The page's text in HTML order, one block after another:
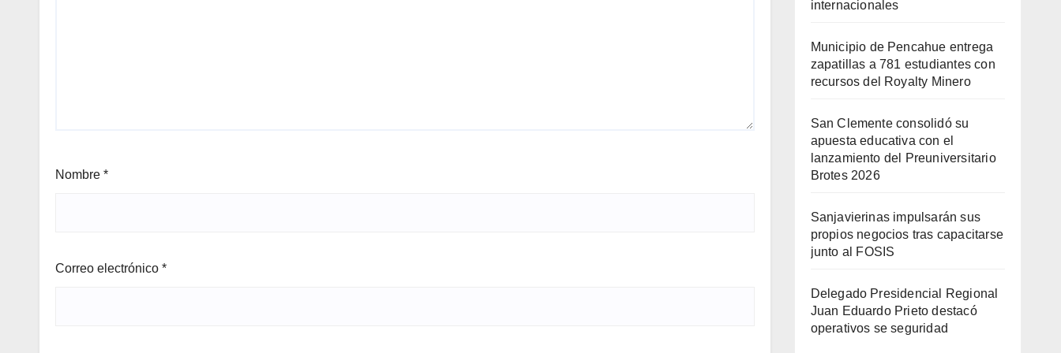
Nombre *
Correo electrónico *
internacionales
Municipio de Pencahue entrega
zapatillas a 781 estudiantes con
recursos del Royalty Minero
San Clemente consolidó su
apuesta educativa con el
lanzamiento del Preuniversitario
Brotes 2026
Sanjavierinas impulsarán sus
propios negocios tras capacitarse
junto al FOSIS
Delegado Presidencial Regional
Juan Eduardo Prieto destacó
operativos se seguridad